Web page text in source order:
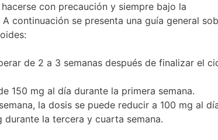
con precaución y siempre bajo la
continuación se presenta una guía general
de 2 a 3 semanas después de finalizar el
150 mg al día durante la primera semana.
la dosis se puede reducir a 100 mg al
la tercera y cuarta semana.